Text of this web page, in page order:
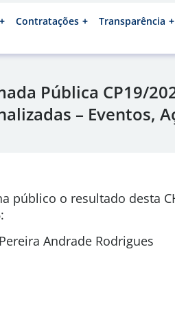
Contratações Transparência
Pública CP19/
– Eventos,
público o resultado desta
:
Andrade Rodrigues